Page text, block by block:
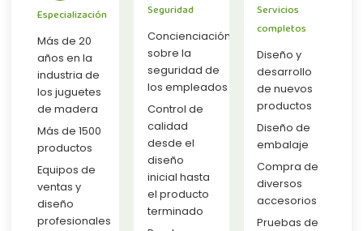
Especialización
Más de 20
años en la
industria de
los juguetes
de madera
Más de 1500
productos
Equipos de
ventas y
diseño
profesionales
Seguridad
Concienciación
sobre la
seguridad de
los empleados
Control de
calidad
desde el
diseño
inicial hasta
el producto
terminado
Servicios
completos
Diseño y
desarrollo
de nuevos
productos
Diseño de
embalaje
Compra de
diversos
accesorios
Pruebas de